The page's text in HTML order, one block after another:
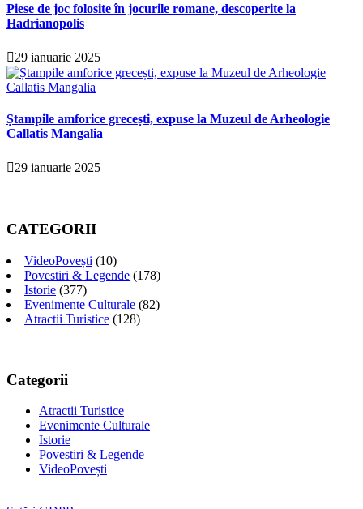
Piese de joc folosite în jocurile romane, descoperite la
Hadrianopolis
29 ianuarie 2025
Ștampile amforice grecești, expuse la Muzeul de Arheologie
Callatis Mangalia
29 ianuarie 2025
CATEGORII
VideoPovești (10)
Povestiri & Legende (178)
Istorie (377)
Evenimente Culturale (82)
Atractii Turistice (128)
Categorii
Atractii Turistice
Evenimente Culturale
Istorie
Povestiri & Legende
VideoPovești